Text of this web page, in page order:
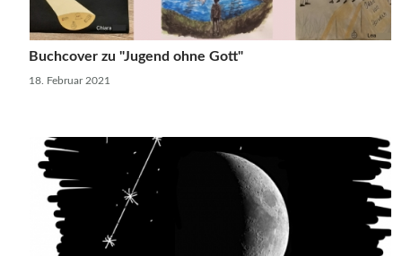
Buchcover zu "Jugend ohne Gott"
18. Februar 2021